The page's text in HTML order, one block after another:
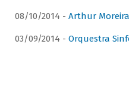
08/10/2014 - Arthur
03/09/2014 - Orquestra